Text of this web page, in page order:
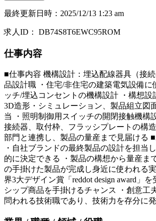
最終更新日時 ： 2025/12/13 1:23 am
求人ID ： DB74S8T6EWC95ROM
仕事内容
■仕事内容 機構設計：埋込配線器具（接
品設計職 ・住宅/非住宅の建築電気設備に
ッチ/埋込コンセントの機構設計 ・構想設
3D造形・シミュレーション、製品組立図
当 ・照明制御用スイッチの開閉接触機構
接続器、取付枠、フラッシプレートの構
部門と連携し、製品の量産まで見届ける
・自社ブランドの最終製品の設計を担当
的に決定できる ・製品の構想から量産ま
の手掛けた製品が完成し身近に使われる
界3大デザイン賞「reddot design award」
シップ商品を手掛けるチャンス ・創意工
問われる技術職であり、技術力を存分に